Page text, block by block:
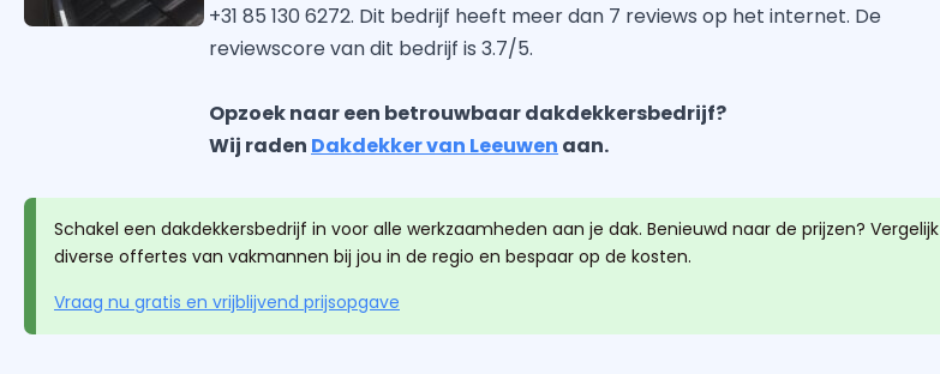
+31 85 130 6272. Dit bedrijf heeft meer dan 7 reviews op het internet. De
reviewscore van dit bedrijf is 3.7/5.
Opzoek naar een betrouwbaar dakdekkersbedrijf?
Wij raden Dakdekker van Leeuwen aan.
Schakel een dakdekkersbedrijf in voor alle werkzaamheden aan je dak. Benieuwd naar de prijzen? Vergelijk
diverse offertes van vakmannen bij jou in de regio en bespaar op de kosten.
Vraag nu gratis en vrijblijvend prijsopgave